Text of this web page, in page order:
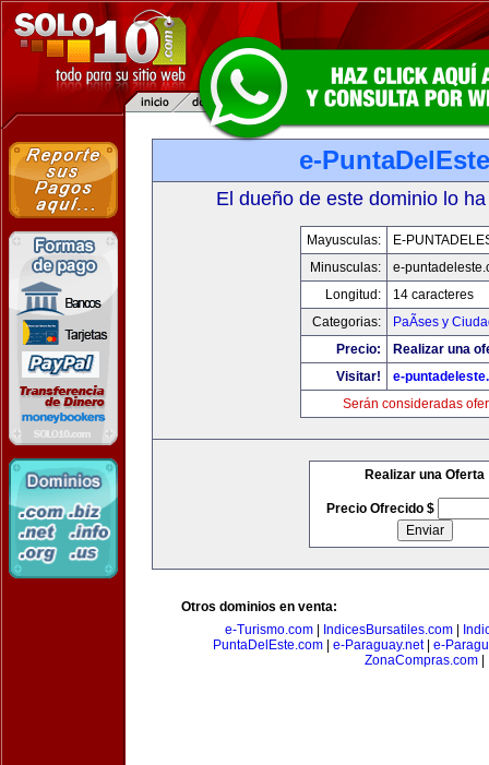
e-
El dueño de este dominio lo
Mayusculas:
E-
Minusculas:
e-
Longitud:
14 caracteres
Categorias:
PaÃ­ses y
Precio:
Realizar una
Visitar!
e-
Serán consideradas
Realizar una Oferta
Precio Ofrecido $
Otros dominios en venta:
e-Turismo.com| IndicesBursatiles.com|
PuntaDelEste.com| e-Paraguay.net| e-
ZonaCompras.com